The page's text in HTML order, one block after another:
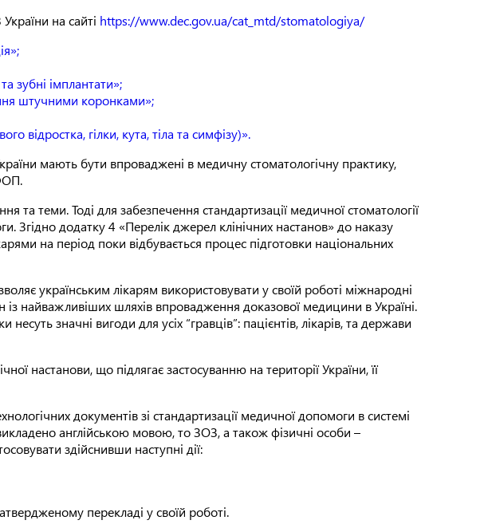
на сайті https://www.dec.gov.ua/cat_mtd/stomatologiya/
зубні імплантати»;
штучними коронками»;
відростка, гілки, кута, тіла та симфізу)».
мають бути впроваджені в медичну стоматологічну практику,
та теми. Тоді для забезпечення стандартизації медичної стоматології
Згідно додатку 4 «Перелік джерел клінічних настанов» до наказу
на період поки відбувається процес підготовки національних
українським лікарям використовувати у своїй роботі міжнародні
із найважливіших шляхів впровадження доказової медицини в Україні.
значні вигоди для усіх “гравців”: пацієнтів, лікарів, та держави
настанови, що підлягає застосуванню на території України, її
документів зі стандартизації медичної допомоги в системі
англійською мовою, то ЗОЗ, а також фізичні особи –
здійснивши наступні дії:​
перекладі у своїй роботі.